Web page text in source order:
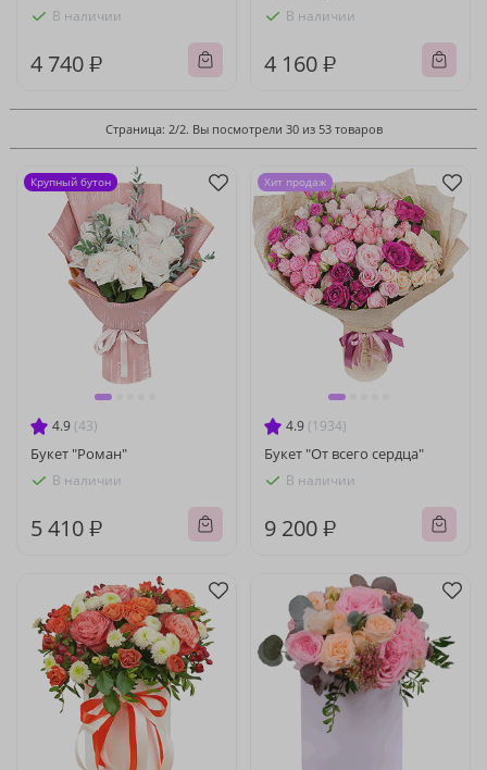
В наличии
4 740 ₽
В наличии
4 160 ₽
Страница: 2/2. Вы посмотрели 30 из 53 товаров
4.9 (43)
Букет "Роман"
В наличии
5 410 ₽
Крупный бутон
4.9 (1934)
Букет "От всего сердца"
В наличии
9 200 ₽
Хит продаж